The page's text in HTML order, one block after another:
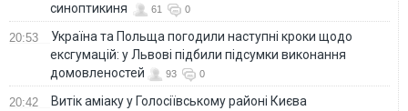
синоптикиня
61 0
20:53
Україна та Польща погодили наступні кроки щодо
ексгумацій: у Львові підбили підсумки виконання
домовленостей
93 0
20:42
Витік аміаку у Голосіївському районі Києва